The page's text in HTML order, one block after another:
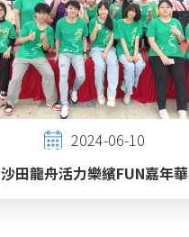
2024-06-10
沙田龍舟活力樂繽FUN嘉年華